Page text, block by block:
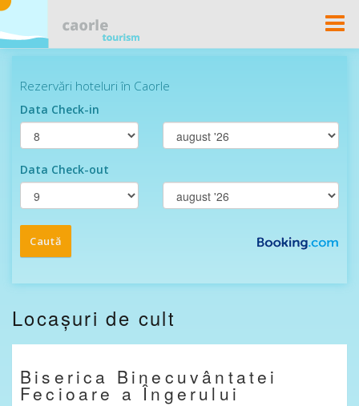
Locașuri de cult
Biserica Binecuvântatei
Fecioare a Îngerului